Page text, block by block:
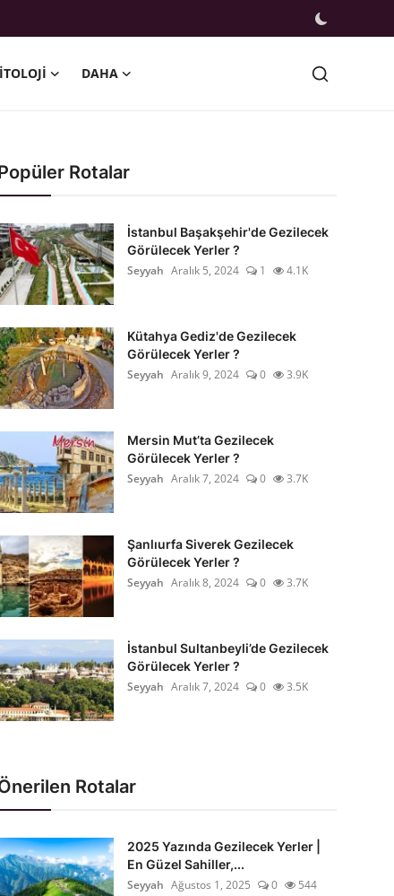
DAHA
Rotalar
İstanbul Başakşehir'de Gezilecek
Görülecek Yerler ?
Seyyah Aralık 5, 2024 1 4.1K
Kütahya Gediz'de Gezilecek
Görülecek Yerler ?
Seyyah Aralık 9, 2024 0 3.9K
Mersin Mut’ta Gezilecek
Görülecek Yerler ?
Seyyah Aralık 7, 2024 0 3.7K
Şanlıurfa Siverek Gezilecek
Görülecek Yerler ?
Seyyah Aralık 8, 2024 0 3.7K
İstanbul Sultanbeyli’de Gezilecek
Görülecek Yerler ?
Seyyah Aralık 7, 2024 0 3.5K
Rotalar
2025 Yazında Gezilecek Yerler |
En Güzel Sahiller,...
Seyyah Ağustos 1, 2025 0 544